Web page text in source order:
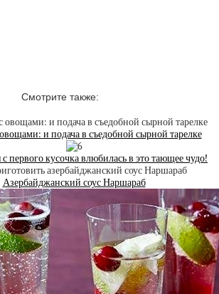
Смотрите также:
и подача в съедобной сырной тарелке
первого кусочка влюбилась в это тающее чудо!
Азербайджанский соус Наршараб